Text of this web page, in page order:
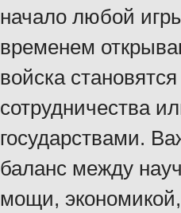
начало любой
временем
войска
сотрудничества
государствами.
баланс между
мощи,